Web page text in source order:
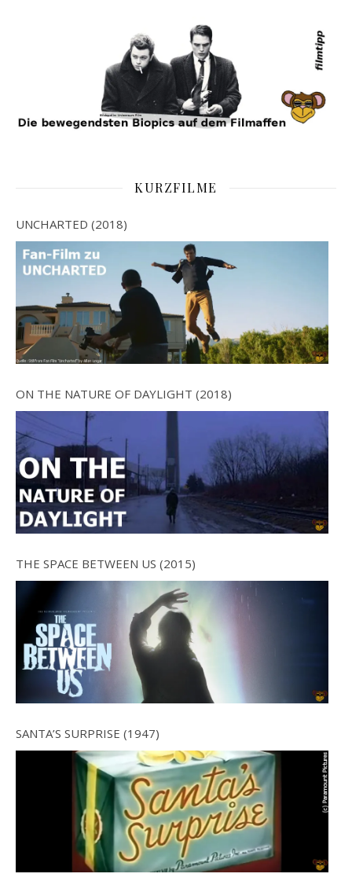
KURZFILME
UNCHARTED (2018)
ON THE NATURE OF DAYLIGHT (2018)
THE SPACE BETWEEN US (2015)
SANTA’S SURPRISE (1947)